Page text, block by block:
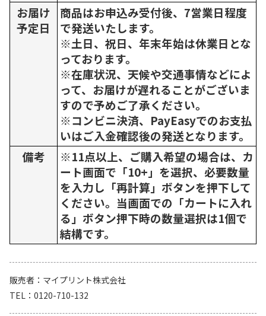
お届け
予定日
商品はお申込み受付後、7営業日程度
で発送いたします。
※土日、祝日、年末年始は休業日とな
っております。
※在庫状況、天候や交通事情などによ
って、お届けが遅れることがございま
すので予めご了承ください。
※コンビニ決済、PayEasyでのお支払
いはご入金確認後の発送となります。
備考
※11点以上、ご購入希望の場合は、カ
ート画面で「10+」を選択、必要数量
を入力し「再計算」ボタンを押下して
ください。当画面での「カートに入れ
る」ボタン押下時の数量選択は1個で
結構です。
販売者
マイプリント株式会社
TEL
0120-710-132